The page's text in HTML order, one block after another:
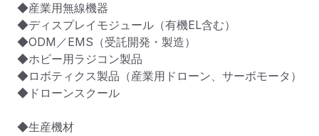
◆産業用無線機器
◆ディスプレイモジュール（有機EL含む）
◆ODM／EMS（受託開発・製造）
◆ホビー用ラジコン製品
◆ロボティクス製品（産業用ドローン、サーボモータ）
◆ドローンスクール
◆生産機材